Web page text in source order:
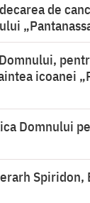
de
icoanei
Domnului
Spiridon,